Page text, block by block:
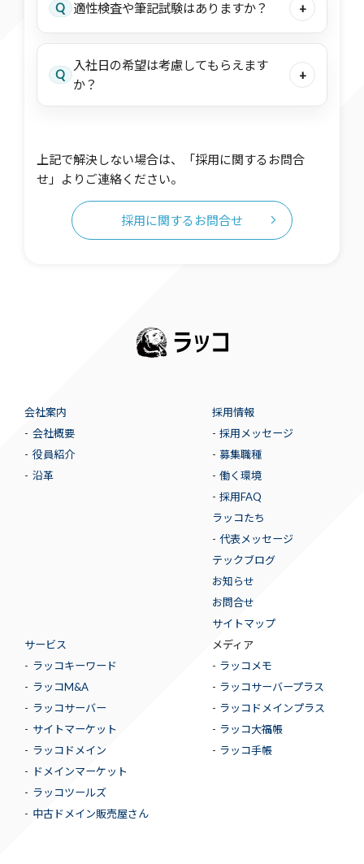
Q 適性検査や筆記試験はありますか？ +
Q
入社日の希望は考慮してもらえます
か？
+
上記で解決しない場合は、「採用に関するお問合
せ」よりご連絡ください。
採用に関するお問合せ
会社案内
会社概要
役員紹介
沿革
採用情報
採用メッセージ
募集職種
働く環境
採用FAQ
ラッコたち
代表メッセージ
テックブログ
お知らせ
お問合せ
サイトマップ
サービス
ラッコキーワード
ラッコM&A
ラッコサーバー
サイトマーケット
ラッコドメイン
ドメインマーケット
ラッコツールズ
中古ドメイン販売屋さん
メディア
ラッコメモ
ラッコサーバープラス
ラッコドメインプラス
ラッコ大福帳
ラッコ手帳